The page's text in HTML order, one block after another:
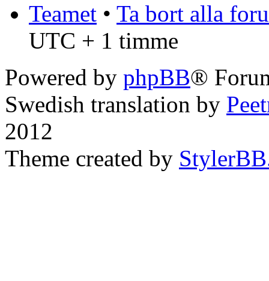
Teamet • Ta bort alla
UTC + 1 timme
Powered by phpBB®
Swedish translation by
2012
Theme created by